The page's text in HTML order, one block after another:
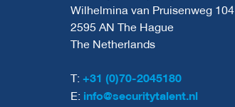
Wilhelmina van Pruisenweg 104
2595 AN The Hague
The Netherlands
T: +31 (0)70-2045180
E: info@securitytalent.nl